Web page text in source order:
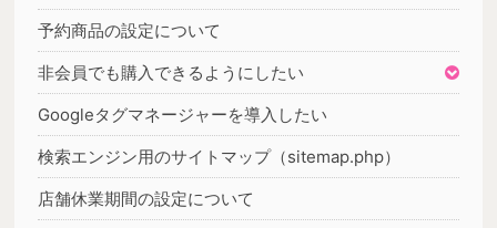
予約商品の設定について
非会員でも購入できるようにしたい
Googleタグマネージャーを導入したい
検索エンジン用のサイトマップ（sitemap.php）
店舗休業期間の設定について